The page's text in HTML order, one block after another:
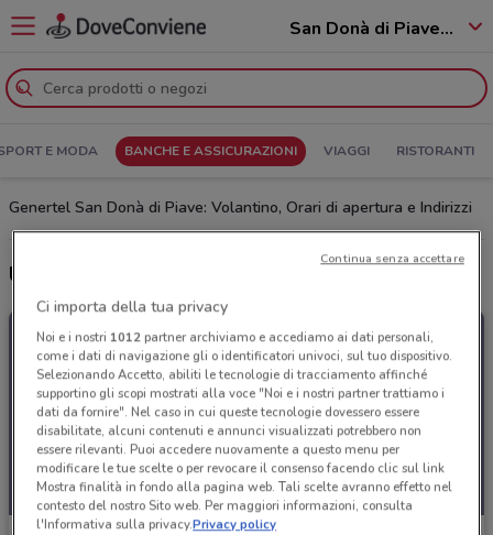
San Donà di Piave - 30027
E MODA BANCHE E ASSICURAZIONI VIAGGI RISTORANTI
Genertel San Donà di Piave: Volantino, Orari di apertura e Indirizzi
Ultime offerte del volantino Genertel
Ci importa della tua privacy
Noi e i nostri 1012partner archiviamo e accediamo ai dati personali,
come i dati di navigazione gli o identificatori univoci, sul tuo dispositivo.
Selezionando Accetto, abiliti le tecnologie di tracciamento affinché
supportino gli scopi mostrati alla voce "Noi e i nostri partner trattiamo i
dati da fornire". Nel caso in cui queste tecnologie dovessero essere
disabilitate, alcuni contenuti e annunci visualizzati potrebbero non
essere rilevanti. Puoi accedere nuovamente a questo menu per
modificare le tue scelte o per revocare il consenso facendo clic sul link
Mostra finalità in fondo alla pagina web. Tali scelte avranno effetto nel
contesto del nostro Sito web. Per maggiori informazioni, consulta
l'Informativa sulla privacy.Privacy policy
Continua senza accettare